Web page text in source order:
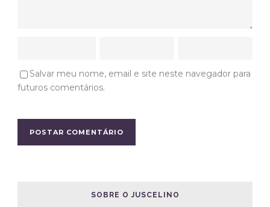
Salvar meu nome, email e site neste navegador para
futuros comentários.
SOBRE O JUSCELINO